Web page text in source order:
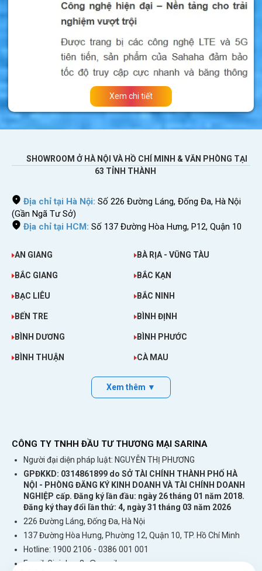
>>>Bạn sắp đi công tác, du lịch tại các
nước thuộc Châu Âu và muốn vào mạng
Thông tin gói chi tiết sim Jersey
Có sẵn dữ liệu 4G dùng tại Jersey.
Nhận sim tại Việt Nam. Lắp vào máy xuống
sân bay Jersey là dùng.
Không cần đăng ký chuyển vùng quốc tế để
sử dụng tại Jersey.
Không cần đăng ký thông
tin, thẻ tín dụng hay nạp tiền.
bảng, thiết bị phát wifi cầm tay.
Xem chi tiết
SHOWROOM Ở HÀ NỘI VÀ HỒ CHÍ MINH & VĂN PHÒNG TẠI
63 TỈNH THÀNH
Địa chỉ tại Hà Nội: Số 226 Đường Láng, Đống Đa, Hà Nội
(Gần Ngã Tư Sở)
Địa chỉ tại HCM: Số 137 Đường Hòa Hưng, P12, Quận 10
AN GIANG BÀ RỊA - VŨNG TÀU
BẮC GIANG BẮC KẠN
BẠC LIÊU BẮC NINH
BẾN TRE BÌNH ĐỊNH
BÌNH DƯƠNG BÌNH PHƯỚC
BÌNH THUẬN CÀ MAU
Xem thêm ▼
CÔNG TY TNHH ĐẦU TƯ THƯƠNG MẠI SARINA
Người đại diện pháp luật: NGUYỄN THỊ PHƯƠNG
GPĐKKD: 0314861899 do SỞ TÀI CHÍNH THÀNH PHỐ HÀ
NỘI - PHÒNG ĐĂNG KÝ KINH DOANH VÀ TÀI CHÍNH DOANH
NGHIỆP cấp. Đăng ký lần đầu: ngày 26 tháng 01 năm 2018.
Đăng ký thay đổi lần thứ: 4, ngày 31 tháng 03 năm 2026
226 Đường Láng, Đống Đa, Hà Nội
137 Đường Hòa Hưng, Phường 12, Quận 10, TP. Hồ Chí Minh
Hotline: 1900 2106 - 0386 001 001
Email:Giaiphap3g@gmail.com